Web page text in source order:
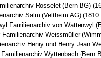
Rosselet (Bern BG)
Salm (Veltheim AG) (1810
Familienarchiv von Wattenwyl
Familienarchiv Weissmüller
Henry und Henry Jean
Wyttenbach (Bern